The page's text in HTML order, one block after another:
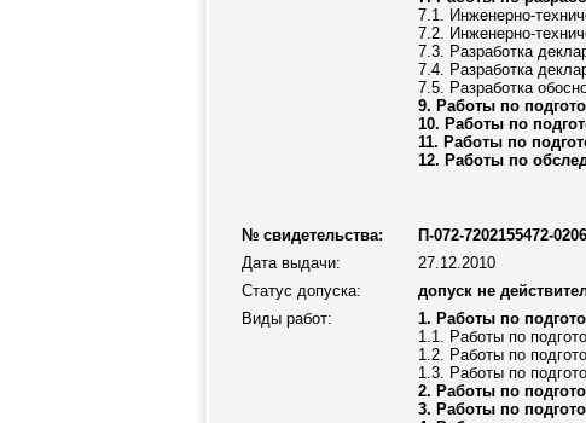
7.1. Инженерно-
7.2. Инженерно-
7.3. Разработка
7.4. Разработка
7.5. Разработка
9. Работы по
10. Работы по
11. Работы по
12. Работы по
№ свидетельства:
П-072-7202155472-
Дата выдачи:
27.12.2010
Статус допуска:
допуск не
Виды работ:
1. Работы по
1.1. Работы по
1.2. Работы по
1.3. Работы по
2. Работы по
3. Работы по